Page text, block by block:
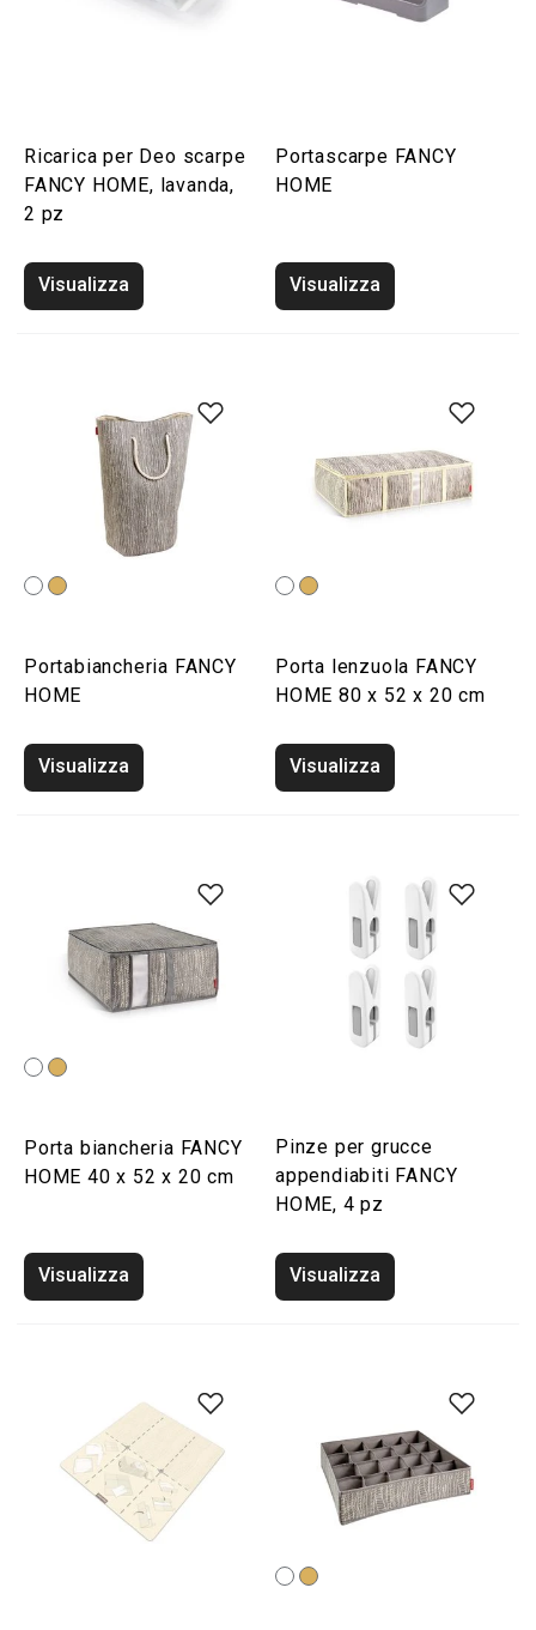
Ricarica per Deo scarpe
FANCY HOME, lavanda,
2 pz
Visualizza
Portascarpe FANCY
HOME
Visualizza
Portabiancheria FANCY
HOME
Visualizza
Porta lenzuola FANCY
HOME 80 x 52 x 20 cm
Visualizza
Porta biancheria FANCY
HOME 40 x 52 x 20 cm
Visualizza
Pinze per grucce
appendiabiti FANCY
HOME, 4 pz
Visualizza